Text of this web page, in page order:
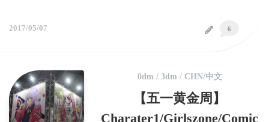
6
2017/05/07
0dm / 3dm / CHN/中文
【五一黄金周】
Charater1/Girlszone/Comic